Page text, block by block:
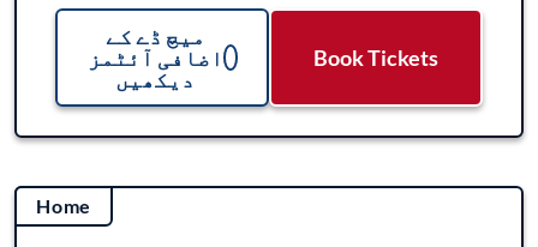
میچ ڈے کے
اضافی آئٹمز
دیکھیں
Book Tickets
Home